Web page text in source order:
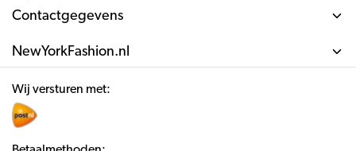
Contactgegevens
NewYorkFashion.nl
Wij versturen met: